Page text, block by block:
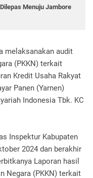
Menuju Jambore
melaksanakan audit
(PKKN) terkait
Kredit Usaha Rakyat
Panen (Yarnen)
Indonesia Tbk. KC
Inspektur Kabupaten
2024 dan berakhir
Laporan hasil
Negara (PKKN) terkait